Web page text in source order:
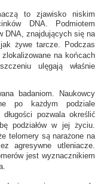
to zjawisko niskim
DNA. Podmiotem
DNA, znajdujących się na
żywe tarcze. Podczas
na końcach
ulęgają właśnie
badaniom. Naukowcy
po każdym podziale
pozwala określić
podziałów w jej życiu.
telomery są narażone na
agresywne utleniacze.
jest wyznacznikiem